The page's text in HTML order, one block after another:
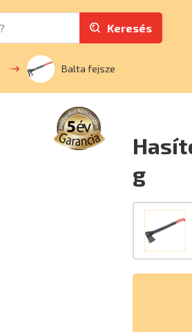
Keresés
Balta fejsze
g